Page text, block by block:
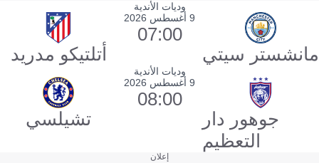
وديات الأندية
مانشستر سيتي
9 أغسطس 2026
07:00
أتلتيكو مدريد
وديات الأندية
جوهور دار
التعظيم
9 أغسطس 2026
08:00
تشيلسي
إعلان